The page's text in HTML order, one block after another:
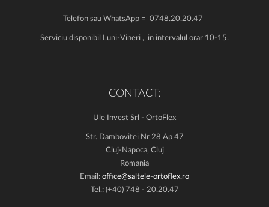
Telefon sau WhatsApp = 0748.20.20.47
Serviciu disponibil Luni-Vineri , in intervalul orar 10-15.
CONTACT:
Ule Invest Srl - OrtoFlex
Str. Dambovitei Nr 28 Ap 47
Cluj-Napoca, Cluj
Romania
Email: office@saltele-ortoflex.ro
Tel.: (+40) 748 - 20.20.47